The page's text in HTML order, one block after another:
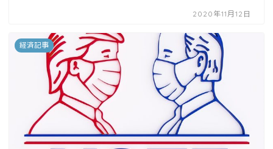
2020年11月12日
経済記事